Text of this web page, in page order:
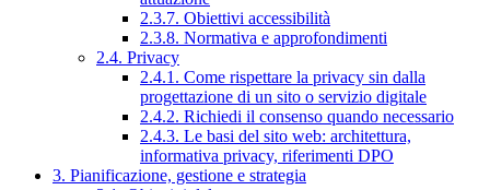
2.3.7. Obiettivi accessibilità
2.3.8. Normativa e approfondimenti
2.4. Privacy
2.4.1. Come rispettare la privacy sin dalla
progettazione di un sito o servizio digitale
2.4.2. Richiedi il consenso quando necessario
2.4.3. Le basi del sito web: architettura,
informativa privacy, riferimenti DPO
3. Pianificazione, gestione e strategia